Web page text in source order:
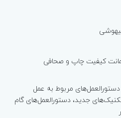
کیفیت چاپ و صحافی
مربوط به عمل
جدید، دستورالعمل‌های گام